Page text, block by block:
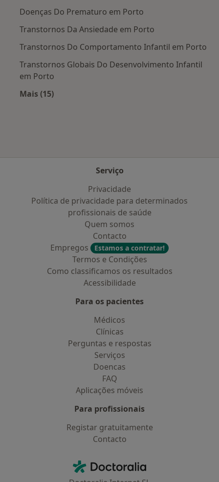
Doenças Do Prematuro em Porto
Transtornos Da Ansiedade em Porto
Transtornos Do Comportamento Infantil em Porto
Transtornos Globais Do Desenvolvimento Infantil
em Porto
Mais (15)
Serviço
Privacidade
Política de privacidade para determinados
profissionais de saúde
Quem somos
Contacto
Empregos
Estamos a contratar!
Termos e Condições
Como classificamos os resultados
Acessibilidade
Para os pacientes
Médicos
Clínicas
Perguntas e respostas
Serviços
Doencas
FAQ
Aplicações móveis
Para profissionais
Registar gratuitamente
Contacto
Doctoralia - Homepage